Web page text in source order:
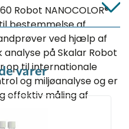
Robot NANOCOLOR®
bestemmelse af
ved hjælp af
på Skalar Robot
op til internationale
og miljøanalyse og er
effektiv måling af
varer